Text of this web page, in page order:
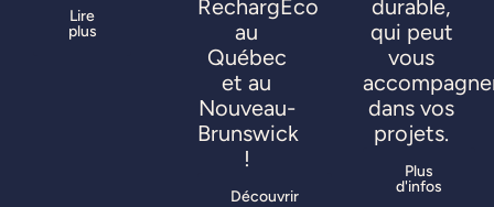
Lire
plus
RechargÉco
au
Québec
et au
Nouveau-
Brunswick
!
Découvrir
durable,
qui peut
vous
dans vos
projets.
Plus
d'infos